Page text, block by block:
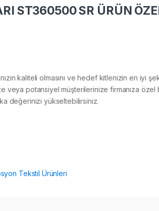
ST360500 SR ÜRÜN
kaliteli olmasını ve hedef kitlenizin en iyi
veya potansiyel müşterilerinize firmanıza
değerinizi yükseltebilirsiniz.
Tekstil Ürünleri